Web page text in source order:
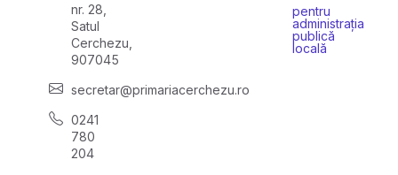
nr. 28,
Satul
Cerchezu,
907045
secretar@primariacerchezu.ro
0241
780
204
pentru
administrația
publică
locală